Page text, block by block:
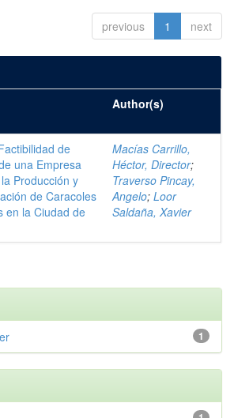
previous 1 next
Author(s)
de
una Empresa
Producción y
de Caracoles
en la Ciudad de
Macías Carrillo,
Héctor, Director;
Traverso Pincay,
Angelo; Loor
Saldaña, Xavier
1